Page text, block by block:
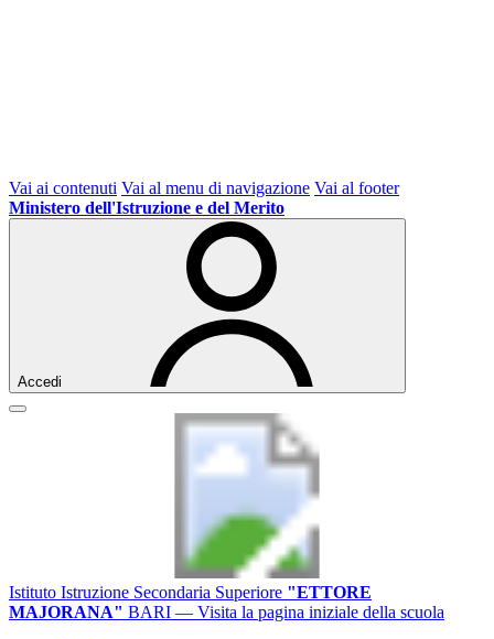
Vai ai contenuti Vai al menu di navigazione Vai al footer
Ministero dell'Istruzione e del Merito
Accedi
Istituto Istruzione Secondaria Superiore "ETTORE
MAJORANA" BARI — Visita la pagina iniziale della scuola